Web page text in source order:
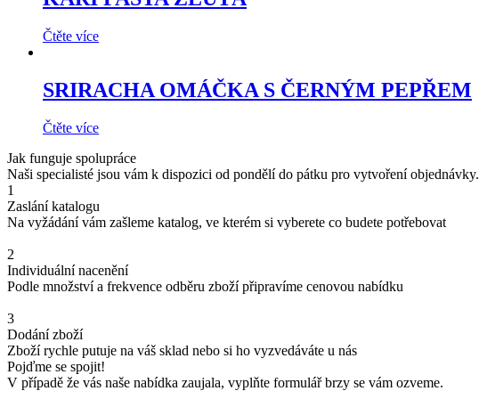
Čtěte více
SRIRACHA OMÁČKA S ČERNÝM PEPŘEM
Čtěte více
Jak funguje spolupráce
Naši specialisté jsou vám k dispozici od pondělí do pátku pro vytvoření objednávky.
1
Zaslání katalogu
Na vyžádání vám zašleme katalog, ve kterém si vyberete co budete potřebovat
2
Individuální nacenění
Podle množství a frekvence odběru zboží připravíme cenovou nabídku
3
Dodání zboží
Zboží rychle putuje na váš sklad nebo si ho vyzvedáváte u nás
Pojďme se spojit!
V případě že vás naše nabídka zaujala, vyplňte formulář brzy se vám ozveme.